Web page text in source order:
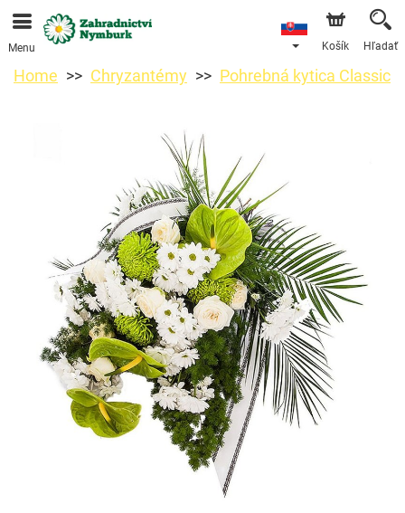
Objednávky prijímame prostredníctvom nášho e-shopu.
Najskorší možný termín doručenia je od 11.8.2026 z
Menu Košík Hľadať
Home Chryzantémy Pohrebná kytica Classic